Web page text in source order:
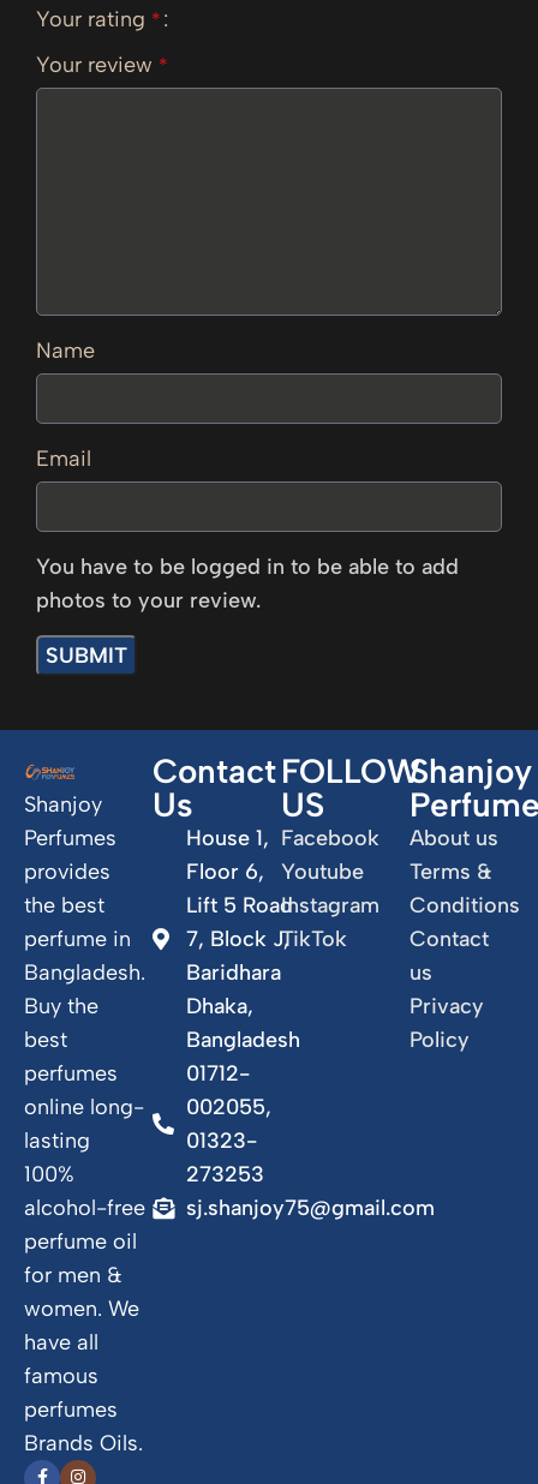
Your rating *
Your review *
Name
Email
You have to be logged in to be able to add
photos to your review.
Shanjoy
Perfumes
provides
the best
perfume in
Bangladesh.
Buy the
best
perfumes
online long-
lasting
100%
alcohol-free
perfume oil
for men &
women. We
have all
famous
perfumes
Brands Oils.
Contact
Us
House 1,
Floor 6,
Lift 5 Road
7, Block J,
Baridhara
Dhaka,
Bangladesh
01712-
002055,
01323-
273253
sj.shanjoy75@gmail.com
FOLLOW
US
Facebook
Youtube
Instagram
TikTok
Shanjoy
About us
Terms &
Conditions
Contact
us
Privacy
Policy